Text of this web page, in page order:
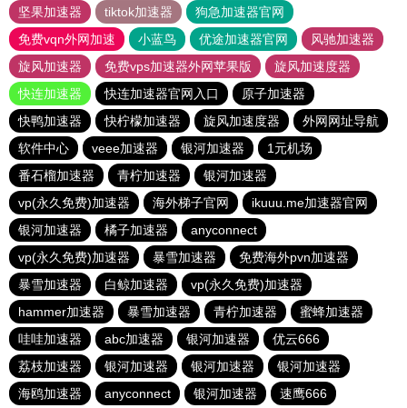
坚果加速器
tiktok加速器
狗急加速器官网
免费vqn外网加速
小蓝鸟 优途加速器官网
风驰加速器
旋风加速器
免费vps加速器外网苹果版
旋风加速度器
快连加速器
快连加速器官网入口
原子加速器
快鸭加速器
快柠檬加速器 旋风加速度器
外网网址导航
软件中心
veee加速器 银河加速器
1元机场
番石榴加速器
青柠加速器
银河加速器
vp(永久免费)加速器
海外梯子官网
ikuuu.me加速器官网
银河加速器
橘子加速器
anyconnect
vp(永久免费)加速器
暴雪加速器
免费海外pvn加速器
暴雪加速器
白鲸加速器
vp(永久免费)加速器
hammer加速器
暴雪加速器 青柠加速器
蜜蜂加速器
哇哇加速器
abc加速器 银河加速器
优云666
荔枝加速器
银河加速器 银河加速器
银河加速器
海鸥加速器
anyconnect 银河加速器 速鹰666